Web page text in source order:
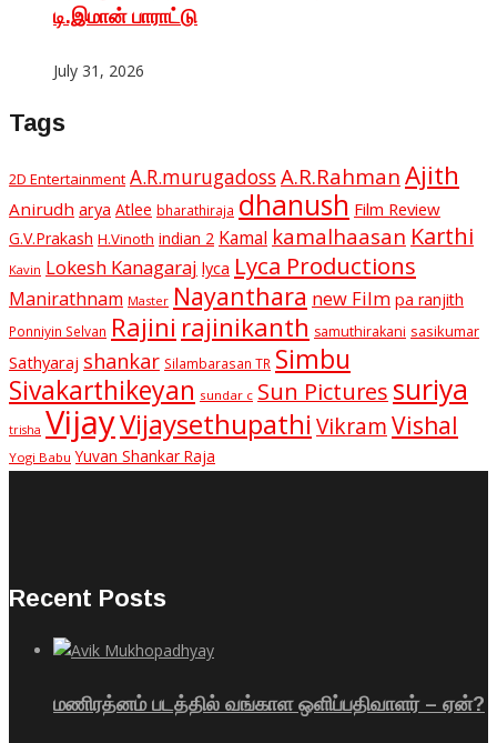
டி.இமான் பாராட்டு
July 31, 2026
Tags
2D Entertainment A.R.murugadoss A.R.Rahman Ajith
Anirudh arya Atlee bharathiraja dhanush Film Review
G.V.Prakash H.Vinoth indian 2 Kamal kamalhaasan Karthi
Kavin Lokesh Kanagaraj lyca Lyca Productions
Manirathnam Master Nayanthara new Film pa ranjith
Ponniyin Selvan Rajini rajinikanth samuthirakani sasikumar
Sathyaraj shankar Silambarasan TR Simbu
Sivakarthikeyan sundar c Sun Pictures suriya
trisha VijayVijaysethupathi VikramVishal
Yogi Babu Yuvan Shankar Raja
Recent Posts
மணிரத்னம் படத்தில் வங்காள ஒளிப்பதிவாளர் – ஏன்?